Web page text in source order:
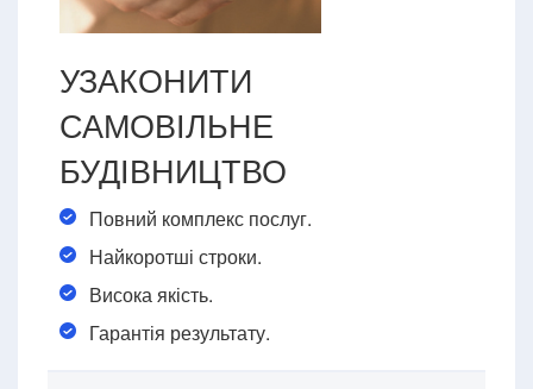
УЗАКОНИТИ
САМОВІЛЬНЕ
БУДІВНИЦТВО
Повний комплекс послуг.
Найкоротші строки.
Висока якість.
Гарантія результату.